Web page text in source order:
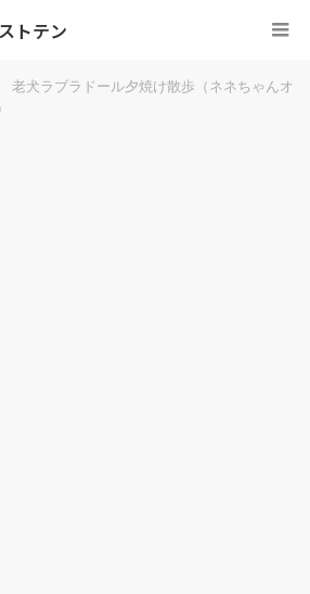
トテン
老犬ラブラドール夕焼け散歩（ネネちゃんオ